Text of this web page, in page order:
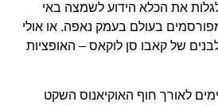
את הכלא הידוע לשמצה באי
בעולם בעמק נאפה. או אולי
של קאבו סן לוקאס – האופציות
לאורך חוף האוקיאנוס השקט